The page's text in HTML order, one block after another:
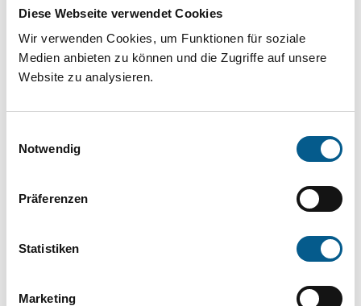
Diese Webseite verwendet Cookies
Wir verwenden Cookies, um Funktionen für soziale
Medien anbieten zu können und die Zugriffe auf unsere
Website zu analysieren.
Notwendig
Präferenzen
Statistiken
Marketing
Stiftungsdatenbank recherchieren. Bei der
Suche bitte die Groß- und Kleinschreibung
beachten.
Bitte Suchbegriff eingeben. Ergebnisse
können durch die Wahl von Bereichen oder
Suchen